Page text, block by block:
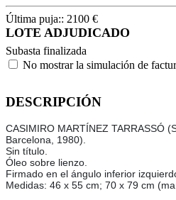
Última puja:: 2100 €
LOTE ADJUDICADO
Subasta finalizada
No mostrar la simulación de
DESCRIPCIÓN
CASIMIRO MARTÍNEZ TARRASSÓ
Barcelona, 1980).
Sin título.
Óleo sobre lienzo.
Firmado en el ángulo inferior
Medidas: 46 x 55 cm; 70 x 79 cm